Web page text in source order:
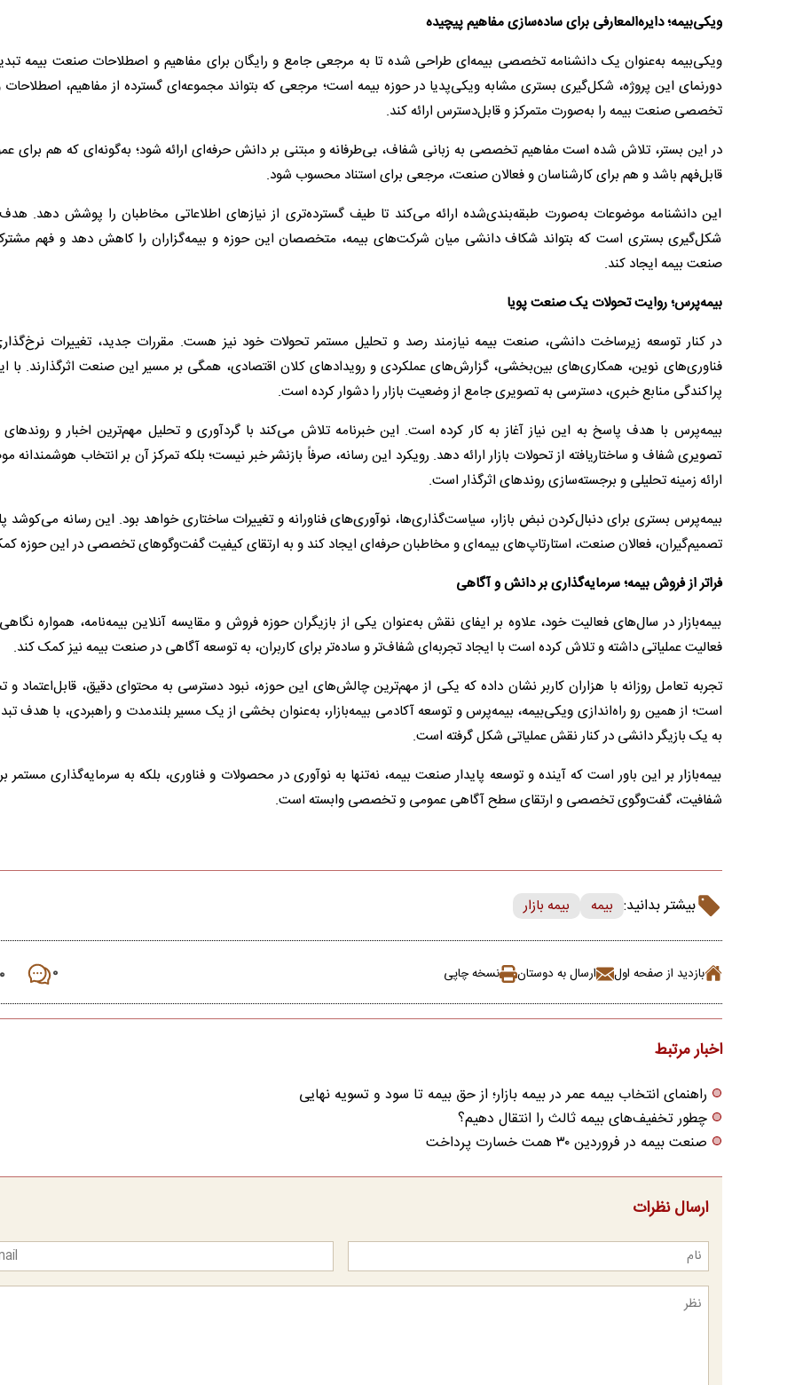
ویکی‌بیمه؛ دایره‌المعارفی برای ساده‌سازی مفاهیم پیچیده
ویکی‌بیمه به‌عنوان یک دانشنامه تخصصی بیمه‌ای طراحی شده تا به مرجعی جامع و رایگان برای مفاهیم و اصطلاحات صنعت بیمه
دورنمای این پروژه، شکل‌گیری بستری مشابه ویکی‌پدیا در حوزه بیمه است؛ مرجعی که بتواند مجموعه‌ای گسترده از مفاهیم،
تخصصی صنعت بیمه را به‌صورت متمرکز و قابل‌دسترس ارائه کند.
در این بستر، تلاش شده است مفاهیم تخصصی به زبانی شفاف، بی‌طرفانه و مبتنی بر دانش حرفه‌ای ارائه شود؛ به‌گونه‌ای که هم برای
قابل‌فهم باشد و هم برای کارشناسان و فعالان صنعت، مرجعی برای استناد محسوب شود.
این دانشنامه موضوعات به‌صورت طبقه‌بندی‌شده ارائه می‌کند تا طیف گسترده‌تری از نیازهای اطلاعاتی مخاطبان را پوشش دهد. هدف
شکل‌گیری بستری است که بتواند شکاف دانشی میان شرکت‌های بیمه، متخصصان این حوزه و بیمه‌گزاران را کاهش دهد و فهم
صنعت بیمه ایجاد کند.
بیمه‌پرس؛ روایت تحولات یک صنعت پویا
در کنار توسعه زیرساخت دانشی، صنعت بیمه نیازمند رصد و تحلیل مستمر تحولات خود نیز هست. مقررات جدید، تغییرات
فناوری‌های نوین، همکاری‌های بین‌بخشی، گزارش‌های عملکردی و رویدادهای کلان اقتصادی، همگی بر مسیر این صنعت اثرگذارند. با
پراکندگی منابع خبری، دسترسی به تصویری جامع از وضعیت بازار را دشوار کرده است.
بیمه‌پرس با هدف پاسخ به این نیاز آغاز به کار کرده است. این خبرنامه تلاش می‌کند با گردآوری و تحلیل مهم‌ترین اخبار و
تصویری شفاف و ساختاریافته از تحولات بازار ارائه دهد. رویکرد این رسانه، صرفاً بازنشر خبر نیست؛ بلکه تمرکز آن بر انتخاب هوشمندانه
ارائه زمینه تحلیلی و برجسته‌سازی روندهای اثرگذار است.
بیمه‌پرس بستری برای دنبال‌کردن نبض بازار، سیاست‌گذاری‌ها، نوآوری‌های فناورانه و تغییرات ساختاری خواهد بود. این رسانه می‌کوشد
تصمیم‌گیران، فعالان صنعت، استارتاپ‌های بیمه‌ای و مخاطبان حرفه‌ای ایجاد کند و به ارتقای کیفیت گفت‌وگوهای تخصصی در این حوزه
فراتر از فروش بیمه؛ سرمایه‌گذاری بر دانش و آگاهی
بیمه‌بازار در سال‌های فعالیت خود، علاوه بر ایفای نقش به‌عنوان یکی از بازیگران حوزه فروش و مقایسه آنلاین بیمه‌نامه، همواره نگاهی
فعالیت عملیاتی داشته و تلاش کرده است با ایجاد تجربه‌ای شفاف‌تر و ساده‌تر برای کاربران، به توسعه آگاهی در صنعت بیمه نیز کمک کند.
تجربه تعامل روزانه با هزاران کاربر نشان داده که یکی از مهم‌ترین چالش‌های این حوزه، نبود دسترسی به محتوای دقیق، قابل‌اعتماد
است؛ از همین رو راه‌اندازی ویکی‌بیمه، بیمه‌پرس و توسعه آکادمی بیمه‌بازار، به‌عنوان بخشی از یک مسیر بلندمدت و راهبردی، با هدف
به یک بازیگر دانشی در کنار نقش عملیاتی شکل گرفته است.
بیمه‌بازار بر این باور است که آینده و توسعه پایدار صنعت بیمه، نه‌تنها به نوآوری در محصولات و فناوری، بلکه به سرمایه‌گذاری مستمر
شفافیت، گفت‌وگوی تخصصی و ارتقای سطح آگاهی عمومی و تخصصی وابسته است.
بیشتر بدانید: بیمه بیمه بازار
بازدید از صفحه اول ارسال به دوستان نسخه چاپی ۰ ۰
اخبار مرتبط
راهنمای انتخاب بیمه عمر در بیمه بازار؛ از حق بیمه تا سود و تسویه نهایی
چطور تخفیف‌های بیمه ثالث را انتقال دهیم؟
صنعت بیمه در فروردین ۳۰ همت خسارت پرداخت
ارسال نظرات